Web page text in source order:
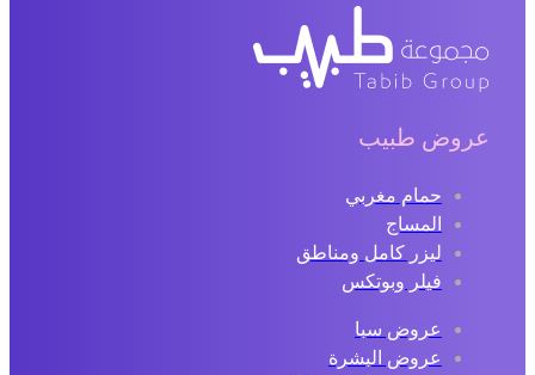
عروض طبيب
حمام مغربي
المساج
ليزر كامل ومناطق
فيلر وبوتكس
عروض سبا
عروض البشرة